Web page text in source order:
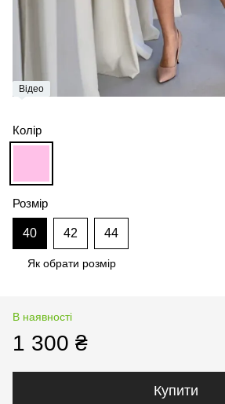
Відео
Колір
Розмір
40 42 44
Як обрати розмір
В наявності
1 300 ₴
Купити